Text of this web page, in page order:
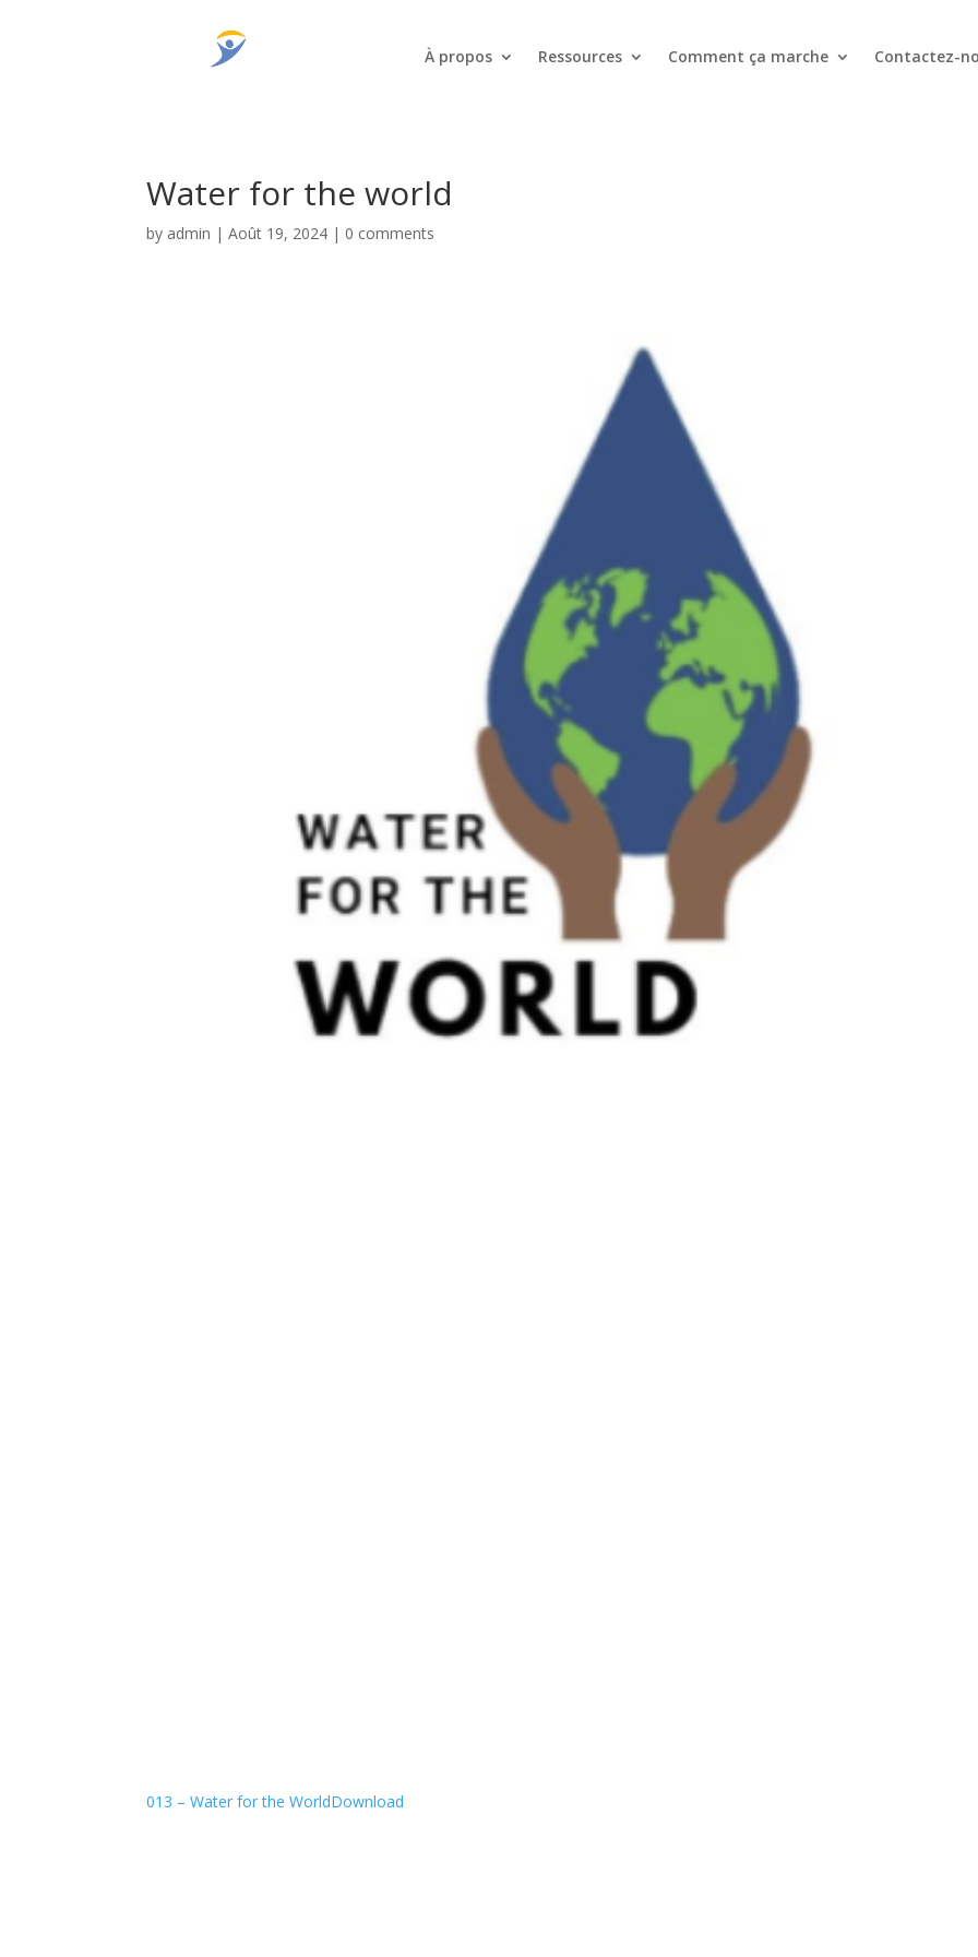
À propos Ressources Comment ça marche Contactez-
Water for the world
by admin |Août 19, 2024 | 0 comments
013 – Water for the WorldDownload